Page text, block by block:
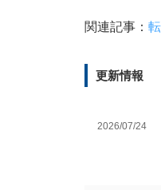
関連記事：
更新情報
2026/07/24